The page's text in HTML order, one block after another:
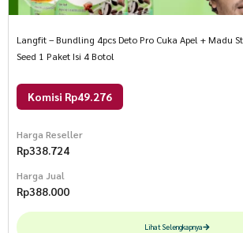
Langfit – Bundling 4pcs Deto Pro Cuka Apel + Madu
Seed 1 Paket Isi 4 Botol
Komisi Rp49.276
Harga Reseller
Rp338.724
Harga Jual
Rp388.000
Lihat Selengkapnya